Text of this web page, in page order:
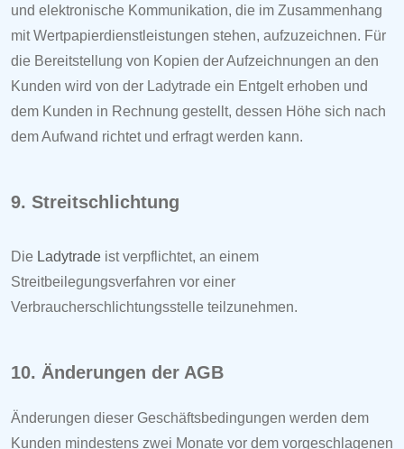
und elektronische Kommunikation, die im Zusammenhang
mit Wertpapierdienstleistungen stehen, aufzuzeichnen. Für
die Bereitstellung von Kopien der Aufzeichnungen an den
Kunden wird von der Ladytrade ein Entgelt erhoben und
dem Kunden in Rechnung gestellt, dessen Höhe sich nach
dem Aufwand richtet und erfragt werden kann.
9. Streitschlichtung
Die Ladytrade ist verpflichtet, an einem
Streitbeilegungsverfahren vor einer
Verbraucherschlichtungsstelle teilzunehmen.
10. Änderungen der AGB
Änderungen dieser Geschäftsbedingungen werden dem
Kunden mindestens zwei Monate vor dem vorgeschlagenen